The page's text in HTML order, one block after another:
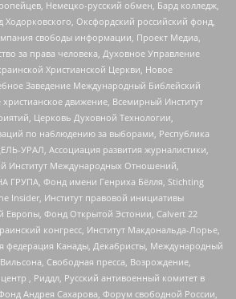
Немецко-русский обмен, Бард колледж,
Оксфордский российский фонд,
свободы информации, Проект Медиа,
за права человека, Духовное Управление
Христианской Церкви, Новое
Заведение Международный Библейский
движение, Всемирный Институт
Церковь Духовной Технологии,
по наблюдению за выборами, Республика
УРАЛ, Ассоциация развития журналистики,
Институт Международных Отношений,
Фонд имени Генриха Бёлля, Stichting
Insider, Институт правовой инициативы
Европы, Фонд Открытой Эстонии, Calvert 22
конгресс, Институт Макдональда-Лорье,
федерация Канады, Декабристы, Международный
Свободная пресса, Возрождение,
, Риддл, Русский антивоенный комитет в
Андрея Сахарова, Форум свободной России,